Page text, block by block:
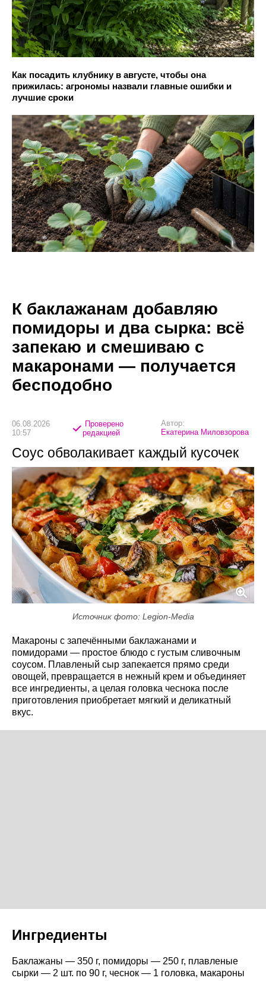
Как посадить клубнику в августе, чтобы она
прижилась: агрономы назвали главные ошибки и
лучшие сроки
К баклажанам добавляю
помидоры и два сырка: всё
запекаю и смешиваю с
макаронами — получается
бесподобно
06.08.2026
10:57
Проверено
редакцией
Автор:
Екатерина Миловзорова
Соус обволакивает каждый кусочек
Источник фото: Legion-Media
Макароны с запечёнными баклажанами и
помидорами — простое блюдо с густым сливочным
соусом. Плавленый сыр запекается прямо среди
овощей, превращается в нежный крем и объединяет
все ингредиенты, а целая головка чеснока после
приготовления приобретает мягкий и деликатный
вкус.
Ингредиенты
Баклажаны — 350 г, помидоры — 250 г, плавленые
сырки — 2 шт. по 90 г, чеснок — 1 головка, макароны